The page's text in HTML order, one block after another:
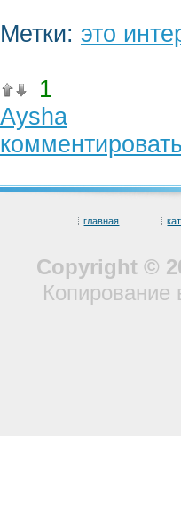
Метки: это
1
Aysha
комментировать
главная
Copyright ©
Копирование